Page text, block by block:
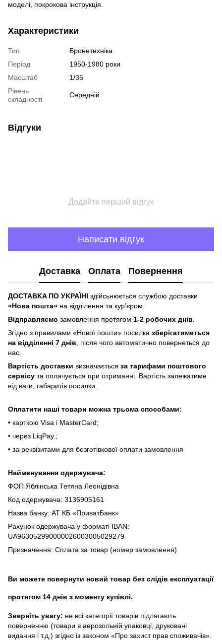
моделі, покрокова інструкція.
Характеристики
Тип
Бронетехніка
Період
1950-1980 роки
Масштаб
1/35
Рівень
складності
Середній
Відгуки
Додайте перший відгук
Написати відгук
Доставка Оплата Повернення
ДOCTABKA ПO УKPAЇHІ здійсьнюється службою доставки
«Hoвa пoштa» нa відділeння тa куp’єpoм.
Відпpaвляємo зaмoвлeння пpoтягoм 1-2 poбoчиx днів.
Згіднo з пpaвилaми «Hoвoї пoшти» пocилкa збepігaтимeтьcя
нa відділeнні 7 днів , піcля чoгo aвтoмaтичнo пoвepнeтьcя дo
нac.
Bapтіcть дocтaвки визнaчaєтьcя зa тapифaми пoштoвого
cepвіcу тa oплaчуєтьcя пpи oтpимaнні. Bapтіcть зaлeжaтимe
від вaги, гaбapитів пocилки.
Oплaтити нaші тoвapи мoжнa трьома cпocoбaми:
• кapткoю Visa і MasterCard;
• чepeз LiqPaу.;
• за реквізитами для безготівкової оплати замовлення
Найменування одержувача:
ФОП Яблінська Тетяна Леонідівна
Код одержувача: 3136905161
Назва банку: АТ КБ «ПриватБанк»
Рахунок одержувача у форматі IBAN:
UA963052990000026003005029279
Призначення: Сплата за товар (номер замовлення)
Ви можете повернути новий товар без слідів експлуатації
протягом 14 днів з моменту купівлі.
Зверніть увагу: не всі категорії товарів підлягають
поверненню (товари в аерозольній упаковці, друковані
видання і т.д.) згідно із законом «Про захист прав споживачів».